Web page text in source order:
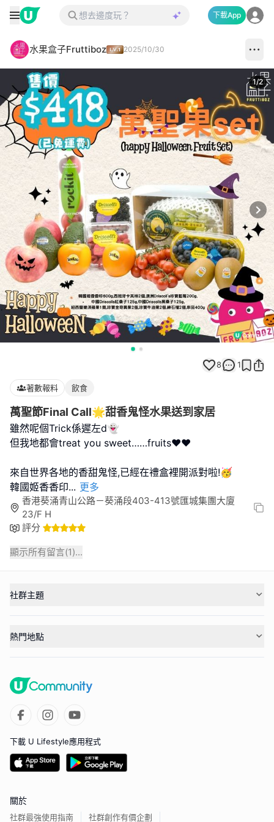
下載App
水果盒子Fruttiboz 2025/10/30
1/2
8 1
著數報料 飲食
萬聖節Final Call🌟甜香鬼怪水果送到家居
雖然呢個Trick係遲左d👻
但我地都會treat you sweet……fruits❤️❤️
來自世界各地的香甜鬼怪,已經在禮盒裡開派對啦!🥳
韓國姬香香印... 更多
香港葵涌青山公路－葵涌段403-413號匯城集團大廈
23/F H
評分
顯示所有留言(1)...
社群主題
熱門地點
下載 U Lifestyle應用程式
關於
社群最強使用指南 社群創作有價企劃